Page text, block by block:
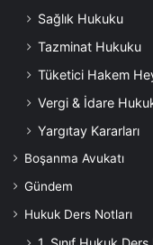
Sağlık Hukuku
Tazminat Hukuku
Tüketici Hakem
Vergi & İdare
Yargıtay Kararları
Boşanma Avukatı
Gündem
Hukuk Ders Notları